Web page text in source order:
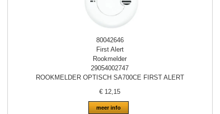
80042646
First Alert
Rookmelder
29054002747
ROOKMELDER OPTISCH SA700CE FIRST ALERT
€ 12,15
meer info